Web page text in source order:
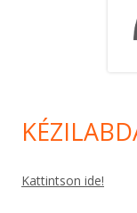
Kattintson ide!